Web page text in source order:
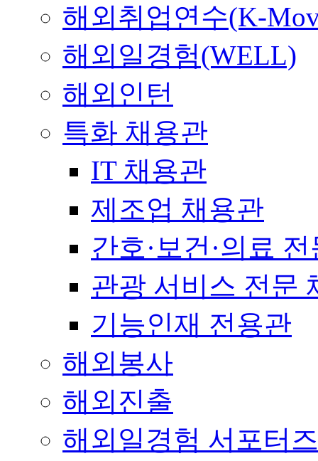
해외취업연수(K-
해외일경험(WELL)
해외인턴
특화 채용관
IT 채용관
제조업 채용관
간호·보건·의료
관광 서비스 전문
기능인재 전용관
해외봉사
해외진출
해외일경험 서포터